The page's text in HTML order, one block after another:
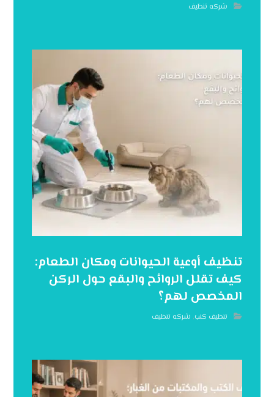
شركه تنظيف
تنظيف أوعية الحيوانات ومكان الطعام:
كيف تقلل الروائح والبقع حول الركن
المخصص لهم؟
تنظيف كنب, شركه تنظيف